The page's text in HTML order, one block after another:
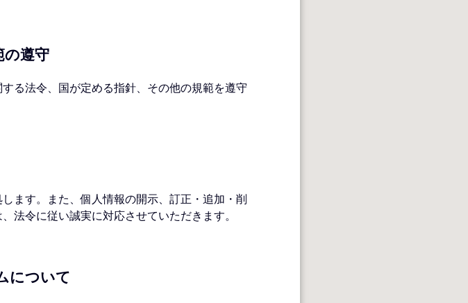
の遵守
る法令、国が定める指針、その他の規範を遵守
ます。また、個⼈情報の開⽰、訂正・追加・削
法令に従い誠実に対応させていただきます。
について